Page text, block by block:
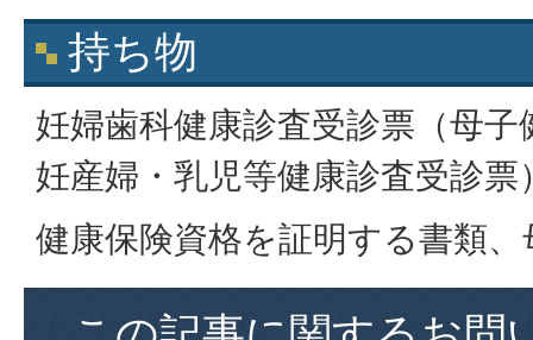
持ち物
妊婦歯科健康診査受診票（母
妊産婦・乳児等健康診査受診票
健康保険資格を証明する書類